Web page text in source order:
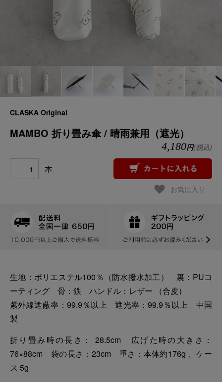
CLASKA Original
MAMBO 折り畳み傘 / 晴雨兼用（遮光）
4,180円(税込)
本
お気に入り
生地：ポリエステル100％（防水撥水加工） 裏：PUコ
ーティング 骨：鉄 ハンドル：レザー （合皮）
紫外線遮蔽率：99.9％以上 遮光率：99.9％以上 中国
製
折り畳み時の長さ： 28.5cm 広げた時の大きさ：
76×88cm 袋の長さ：23cm 重さ：本体約176g 、ケー
ス 5g